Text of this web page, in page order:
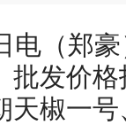
电（郑
批发价
天椒一